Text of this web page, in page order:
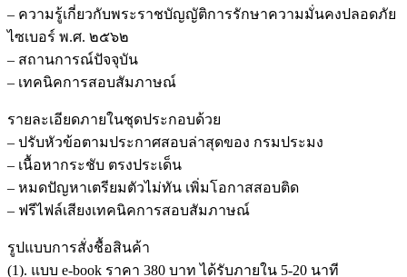
– ความรู้เกี่ยวกับพระราชบัญญัติการรักษาความมั่นคงปลอดภัย
ไซเบอร์ พ.ศ. ๒๕๖๒
– สถานการณ์ปัจจุบัน
– เทคนิคการสอบสัมภาษณ์
รายละเอียดภายในชุดประกอบด้วย
– ปรับหัวข้อตามประกาศสอบล่าสุดของ กรมประมง
– เนื้อหากระชับ ตรงประเด็น
– หมดปัญหาเตรียมตัวไม่ทัน เพิ่มโอกาสสอบติด
– ฟรีไฟล์เสียงเทคนิคการสอบสัมภาษณ์
รูปแบบการสั่งชื้อสินค้า
(1). แบบ e-book ราคา 380 บาท ได้รับภายใน 5-20 นาที